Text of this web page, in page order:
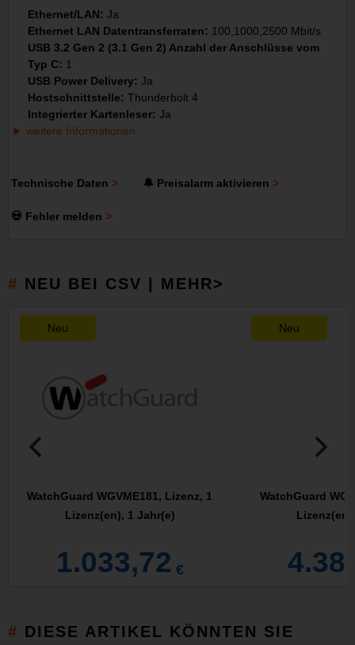
Ethernet/LAN: Ja
Ethernet LAN Datentransferraten: 100,1000,2500 Mbit/s
USB 3.2 Gen 2 (3.1 Gen 2) Anzahl der Anschlüsse vom
Typ C: 1
USB Power Delivery: Ja
Hostschnittstelle: Thunderbolt 4
Integrierter Kartenleser: Ja
weitere Informationen
Technische Daten 🔔 Preisalarm aktivieren
💀 Fehler melden
NEU BEI CSV | MEHR>
Neu
WatchGuard WGVME181, Lizenz, 1
Lizenz(en), 1 Jahr(e)
1.033,72 €
Neu
WatchGuard
DIESE ARTIKEL KÖNNTEN SIE